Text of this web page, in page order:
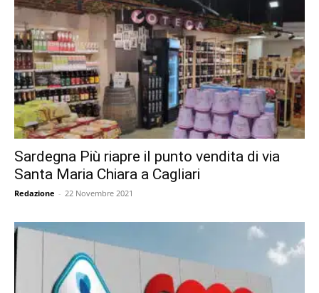
Sardegna Più riapre il punto vendita di via
Santa Maria Chiara a Cagliari
Redazione - 22 Novembre 2021